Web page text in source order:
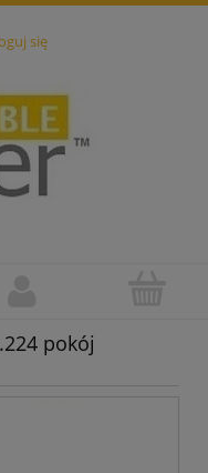
się
pokój